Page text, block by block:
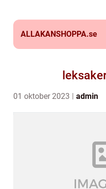
ALLAKANSHOPPA.se
01 oktober 2023 admin